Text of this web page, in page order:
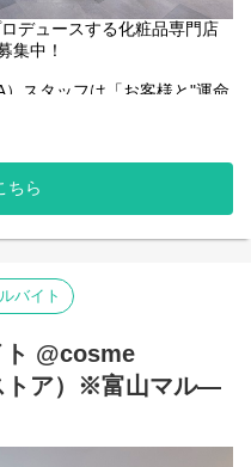
デュースする化粧品専門店
集中！
スタッフは「お客様と"運命
スプレイなどの売場づくり
様×@cosmeを軸にした売り
し・陳列
ただきます
ちら
バイト
ト @cosme
トア）※富山マル―